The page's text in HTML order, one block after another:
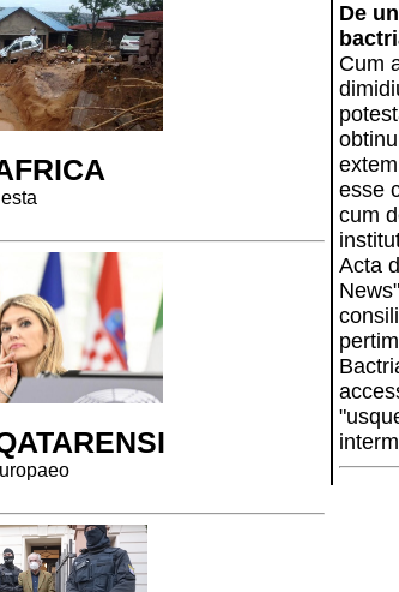
De
Cum
esse
cum
Acta